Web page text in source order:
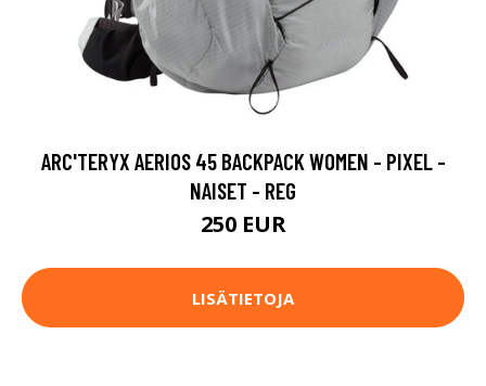
ARC'TERYX AERIOS 45 BACKPACK WOMEN - PIXEL -
NAISET - REG
250 EUR
LISÄTIETOJA